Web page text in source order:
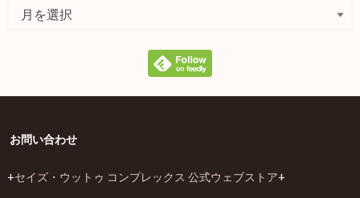
お問い合わせ
+セイズ・ウットゥ コンプレックス 公式ウェブストア+